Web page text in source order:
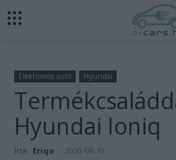
Elektromos autó Hyundai
Hyundai Ioniq
Írta: Eriqo - 2020-08-10